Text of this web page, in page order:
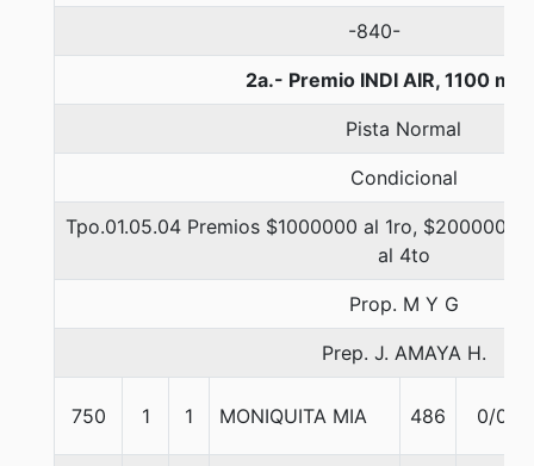
-840-
2a.- Premio INDI AIR, 1100
Pista Normal
Condicional
Tpo.01.05.04 Premios $1000000 al 1ro, $200000
al 4to
Prop. M Y G
Prep. J. AMAYA H.
750 1 1 MONIQUITA MIA 486 0/0